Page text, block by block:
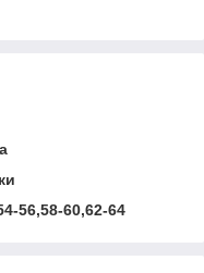
56,58-60,62-64